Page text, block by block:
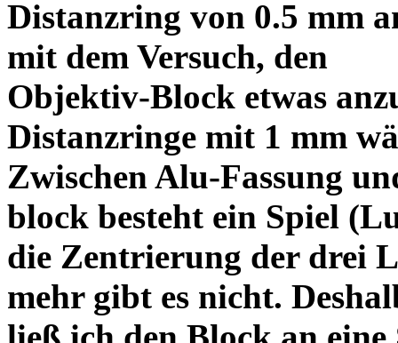
Distanzring von 0.5 mm
mit dem Versuch, den
Objektiv-Block etwas
Distanzringe mit 1 mm
Zwischen Alu-Fassung
block besteht ein Spiel
die Zentrierung der drei
mehr gibt es nicht.